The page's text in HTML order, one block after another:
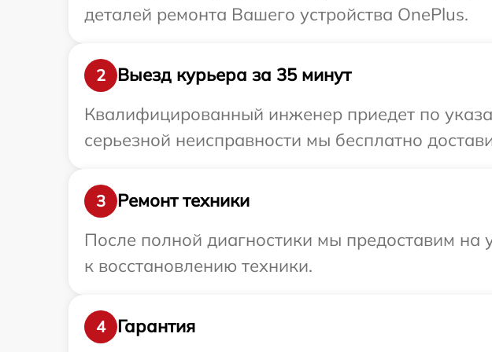
деталей ремонта Вашего устройства OnePlus.
2
Выезд курьера за 35 минут
Квалифицированный инженер приедет по
серьезной неисправности мы бесплатно
3
Ремонт техники
После полной диагностики мы предоставим на
к восстановлению техники.
4
Гарантия